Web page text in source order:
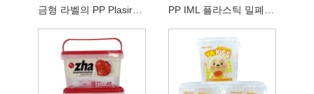
금형 라벨의 PP Plasirc 사각형 버킷 PP IML 플라스틱 밀폐형 사각 버킷